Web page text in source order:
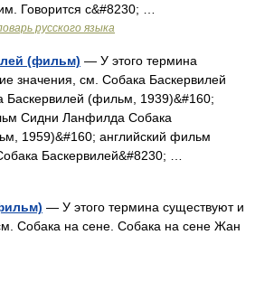
Говорится с&#8230; …
русского языка
(фильм) — У этого термина
значения, см. Собака Баскервилей
Баскервилей (фильм, 1939)&#160;
Сидни Ланфилда Собака
1959)&#160; английский фильм
Баскервилей&#8230; …
— У этого термина существуют и
Собака на сене. Собака на сене Жан